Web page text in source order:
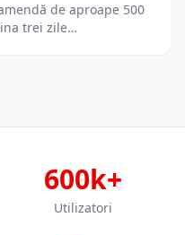
de aproape 500
trei zile…
600k+
Utilizatori